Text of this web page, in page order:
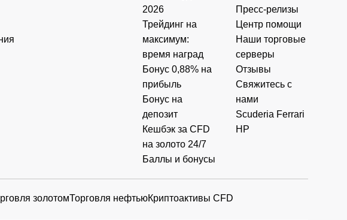
2026
Трейдинг на
максимум:
время наград
Бонус 0,88% на
прибыль
Бонус на
депозит
Кешбэк за CFD
на золото 24/7
Баллы и бонусы
Пресс-релизы
Центр помощи
Наши торговые
серверы
Отзывы
Свяжитесь с
нами
Scuderia Ferrari
HP
золотомТорговля нефтьюКриптоактивы CFD